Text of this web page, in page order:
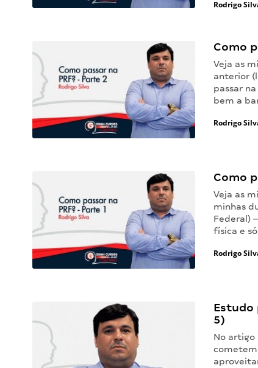
Rodrigo
Como
Veja as
anterior
passar
bem a
Rodrigo
Como
Veja as
minhas
Federal)
física e
Rodrigo
Estudo
5)
No artigo